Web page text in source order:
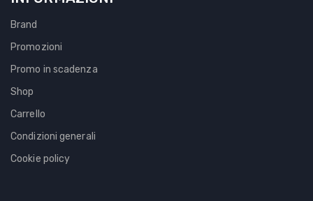
Brand
Promozioni
Promo in scadenza
Shop
Carrello
Condizioni generali
Cookie policy